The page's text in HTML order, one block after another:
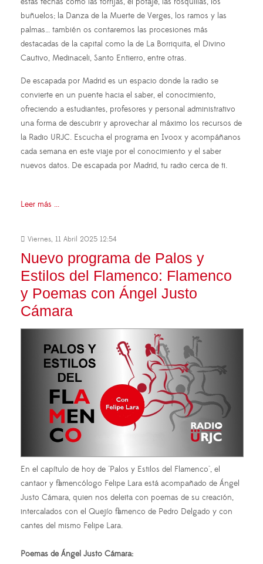
buñuelos; la Danza de la Muerte de Verges, los ramos y las
palmas… también os contaremos las procesiones más
destacadas de la capital como la de La Borriquita, el Divino
Cautivo, Medinaceli, Santo Entierro, entre otras.
De escapada por Madrid es un espacio donde la radio se
convierte en un puente hacia el saber, el conocimiento,
ofreciendo a estudiantes, profesores y personal administrativo
una forma de descubrir y aprovechar al máximo los recursos de
la Radio URJC. Escucha el programa en Ivoox y acompáñanos
cada semana en este viaje por el conocimiento y el saber
nuevos datos. De escapada por Madrid, tu radio cerca de ti.
Leer más ...
Viernes, 11 Abril 2025 12:54
Nuevo programa de Palos y
Estilos del Flamenco: Flamenco
y Poemas con Ángel Justo
Cámara
En el capítulo de hoy de "Palos y Estilos del Flamenco", el
cantaor y flamencólogo Felipe Lara está acompañado de Ángel
Justo Cámara, quien nos deleita con poemas de su creación,
intercalados con el Quejío flamenco de Pedro Delgado y con
cantes del mismo Felipe Lara.
Poemas de Ángel Justo Cámara: